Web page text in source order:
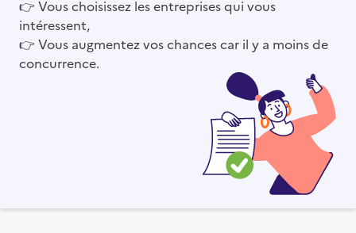
👉 Vous choisissez les entreprises qui vous
intéressent,
👉 Vous augmentez vos chances car il y a moins de
concurrence.